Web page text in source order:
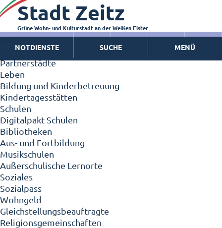
Zeitz - Die Kleinstadt
Willkommen in Zeitz!
Interview mit Oberbürgermeister Christian Thieme
Zeitz - Stadt der Zukunft
Ortschaften
Partnerstädte
Leben
Bildung und Kinderbetreuung
Kindertagesstätten
Schulen
Digitalpakt Schulen
Bibliotheken
Aus- und Fortbildung
Musikschulen
Außerschulische Lernorte
Soziales
Sozialpass
Wohngeld
Gleichstellungsbeauftragte
Religionsgemeinschaften
Stadt Zeitz
Grüne Wohn- und Kulturstadt an der Weißen Elster
NOTDIENSTE SUCHE MENÜ